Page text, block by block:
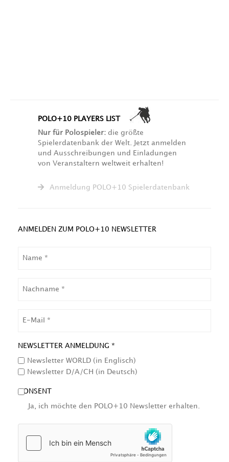
POLO+10 PLAYERS LIST
Nur für Polospieler: die größte
Spielerdatenbank der Welt. Jetzt anmelden
und Ausschreibungen und Einladungen
von Veranstaltern weltweit erhalten!
Anmeldung POLO+10 Spielerdatenbank
ANMELDEN ZUM POLO+10 NEWSLETTER
NEWSLETTER ANMELDUNG *
Newsletter WORLD (in Englisch)
Newsletter D/A/CH (in Deutsch)
CONSENT
Ja, ich möchte den POLO+10 Newsletter erhalten.